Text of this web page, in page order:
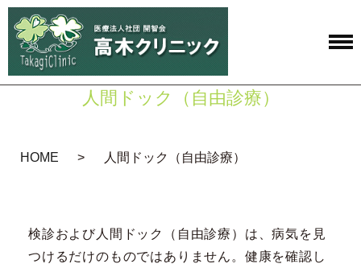
人間ドック（自由診療）
HOME 人間ドック（自由診療）
検診および人間ドック（自由診療）は、病気を見
つけるだけのものではありません。健康を確認し